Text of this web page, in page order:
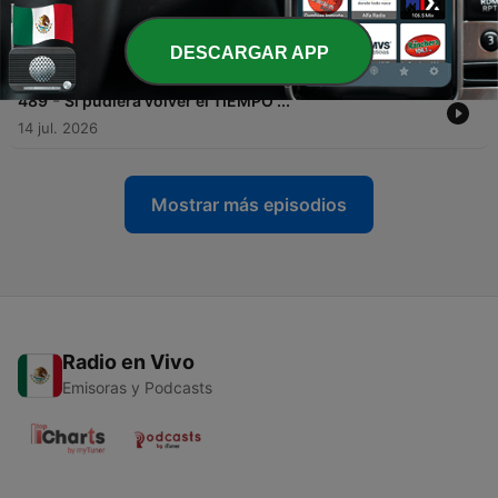
490 -
ISMAEL VALDEZ: Sesión de MENTORÍA privada
para empresarios
20 jul. 2026
489 - Si pudiera volver el TIEMPO ...
14 jul. 2026
Mostrar más episodios
Radio en Vivo
Emisoras y Podcasts
DESCARGAR APP